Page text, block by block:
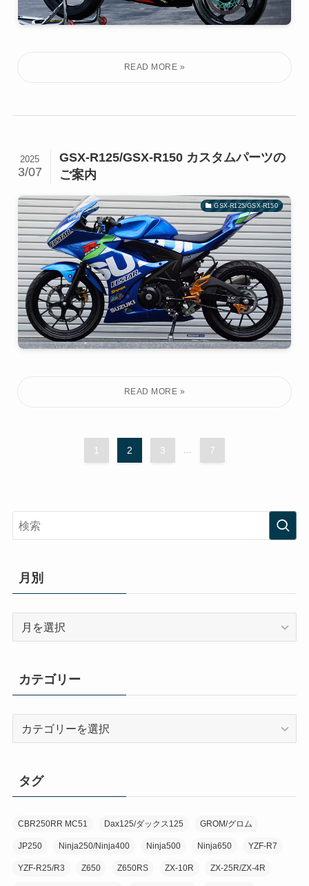
GSX-R125/GSX-R150 カスタムパーツの
ご案内
2025
3/07
GSX-R125/GSX-R150
1 2 3 7
月別
カテゴリー
ー
タグ
CBR250RR MC51 Dax125/ダックス125 GROM/グロム
JP250 Ninja250/Ninja400 Ninja500 Ninja650 YZF-R7
YZF-R25/R3 Z650 Z650RS ZX-10R ZX-25R/ZX-4R